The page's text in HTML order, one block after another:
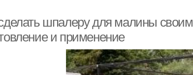
шпалеру для малины
и применение